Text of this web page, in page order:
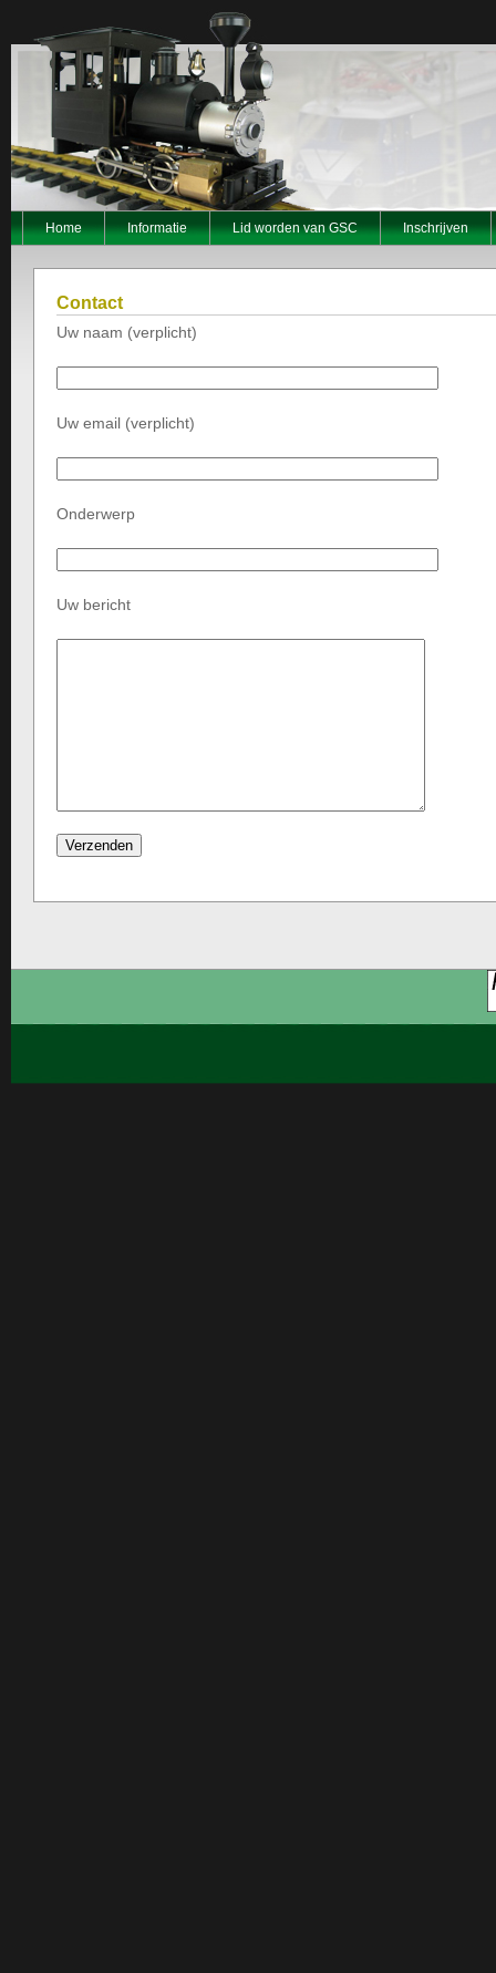
Home Informatie Lid worden van GSC Inschrijven
Contact
Uw naam (verplicht)
Uw email (verplicht)
Onderwerp
Uw bericht